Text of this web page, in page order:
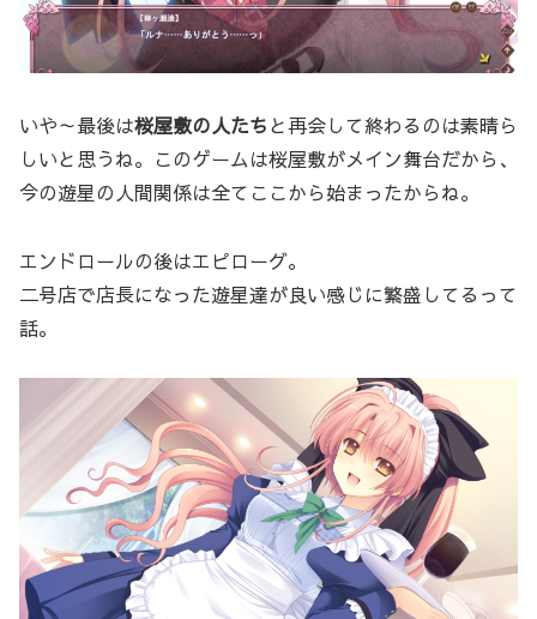
いや～最後は桜屋敷の人たちと再会して終わるのは素晴ら
しいと思うね。このゲームは桜屋敷がメイン舞台だから、
今の遊星の人間関係は全てここから始まったからね。
エンドロールの後はエピローグ。
二号店で店長になった遊星達が良い感じに繁盛してるって
話。